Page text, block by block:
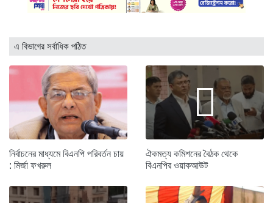
এ বিভাগের সর্বাধিক পঠিত
নির্বাচনের মাধ্যমে বিএনপি পরিবর্তন চায়
: মির্জা ফখরুল
ঐকমত্য কমিশনের বৈঠক থেকে
বিএনপির ওয়াকআউট